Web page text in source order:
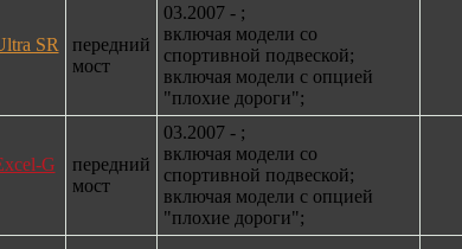
SR
передний
мост
03.2007 - ;
включая модели со
спортивной подвеской;
включая модели с опцией
"плохие дороги";
G
передний
мост
03.2007 - ;
включая модели со
спортивной подвеской;
включая модели с опцией
"плохие дороги";